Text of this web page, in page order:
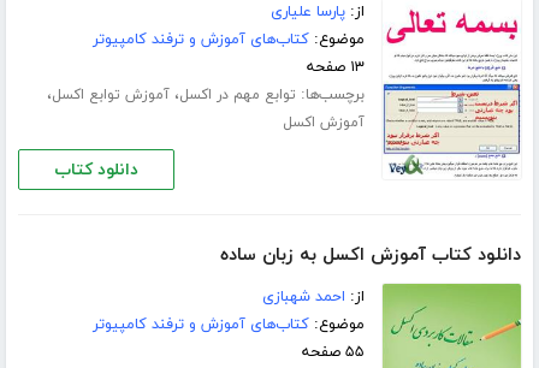
از:پارسا علیاری
موضوع:کتاب‌های آموزش و ترفند کامپیوتر
۱۳ صفحه
برچسب‌ها: توابع مهم در اکسل،آموزش توابع اکسل،
آموزش اکسل
دانلود کتاب
دانلود کتاب آموزش اکسل به زبان ساده
از: احمد شهبازی
موضوع:کتاب‌های آموزش و ترفند کامپیوتر
۵۵ صفحه